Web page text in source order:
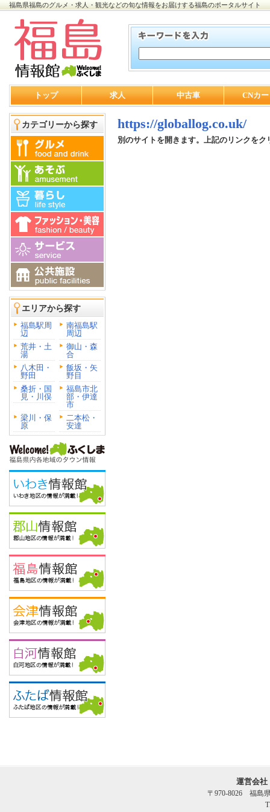
福島県福島のグルメ・求人・観光などの旬な情報をお届けする福島のポータルサイト
トップ 求人 中古車 CNカ
カテゴリーから探す
エリアから探す
福島駅周
辺
南福島駅
周辺
荒井・土
湯
御山・森
合
八木田・
野田
飯坂・矢
野目
桑折・国
見・川俣
福島市北
部・伊達
市
梁川・保
原
二本松・
安達
https://globallog.co.uk/
別のサイトを開きます。上記のリンクをク
運営会
〒970-8026 福島